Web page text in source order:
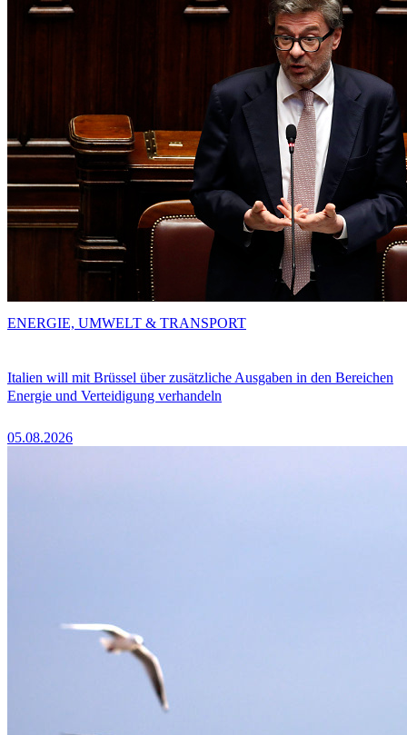
Italien will mit Brüssel über zusätzliche Ausgaben in den Bereichen
Energie und Verteidigung verhandeln
05.08.2026
ENERGIE, UMWELT & TRANSPORT